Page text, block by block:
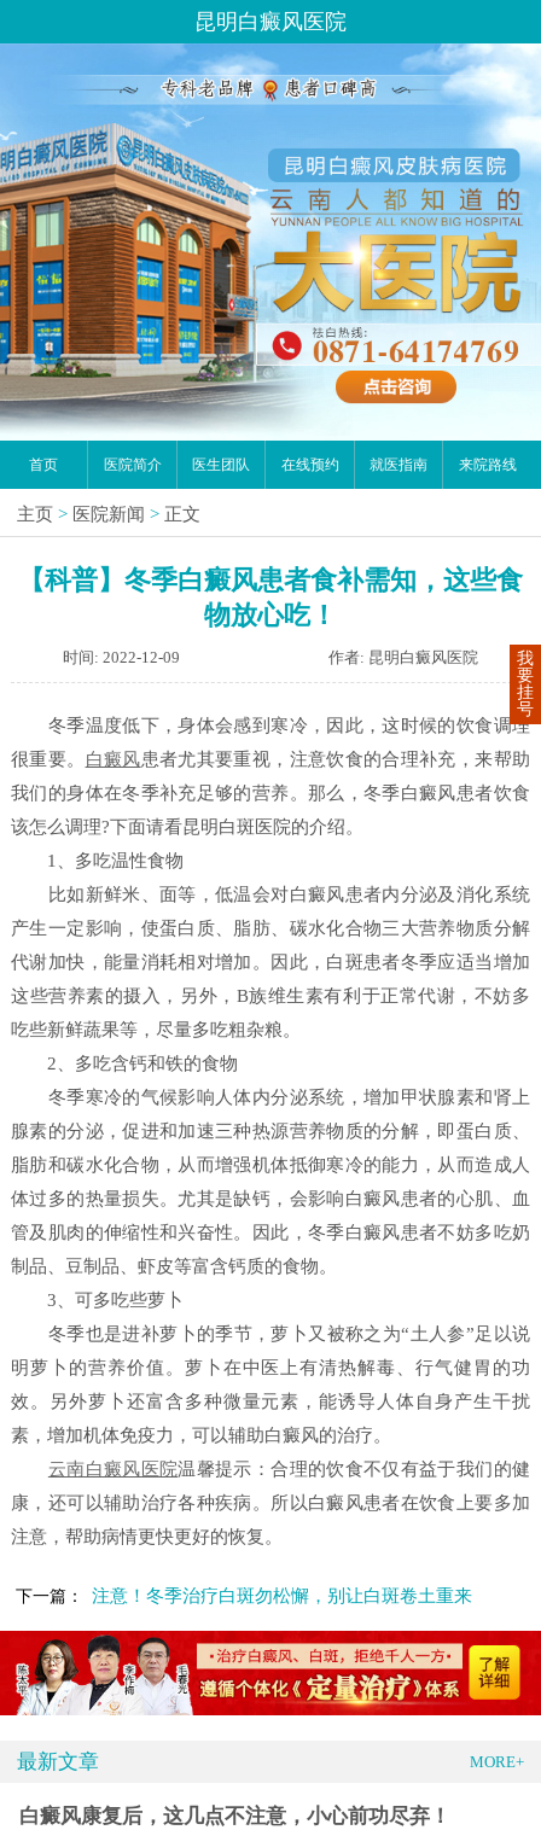
昆明白癜风医院
首页 医院简介 医生团队 在线预约 就医指南 来院路线
主页 > 医院新闻 > 正文
【科普】冬季白癜风患者食补需知，这些食
物放心吃！
时间: 2022-12-09 作者: 昆明白癜风医院
冬季温度低下，身体会感到寒冷，因此，这时候的饮食调理
很重要。 白癜风患者尤其要重视，注意饮食的合理补充，来帮助
我们的身体在冬季补充足够的营养。那么，冬季白癜风患者饮食
该怎么调理?下面请看昆明白斑医院的介绍。
1、多吃温性食物
比如新鲜米、面等，低温会对白癜风患者内分泌及消化系统
产生一定影响，使蛋白质、脂肪、碳水化合物三大营养物质分解
代谢加快，能量消耗相对增加。因此，白斑患者冬季应适当增加
这些营养素的摄入，另外，B族维生素有利于正常代谢，不妨多
吃些新鲜蔬果等，尽量多吃粗杂粮。
2、多吃含钙和铁的食物
冬季寒冷的气候影响人体内分泌系统，增加甲状腺素和肾上
腺素的分泌，促进和加速三种热源营养物质的分解，即蛋白质、
脂肪和碳水化合物，从而增强机体抵御寒冷的能力，从而造成人
体过多的热量损失。尤其是缺钙，会影响白癜风患者的心肌、血
管及肌肉的伸缩性和兴奋性。因此，冬季白癜风患者不妨多吃奶
制品、豆制品、虾皮等富含钙质的食物。
3、可多吃些萝卜
冬季也是进补萝卜的季节，萝卜又被称之为“土人参”足以说
明萝卜的营养价值。萝卜在中医上有清热解毒、行气健胃的功
效。另外萝卜还富含多种微量元素，能诱导人体自身产生干扰
素，增加机体免疫力，可以辅助白癜风的治疗。
云南白癜风医院温馨提示：合理的饮食不仅有益于我们的健
康，还可以辅助治疗各种疾病。所以白癜风患者在饮食上要多加
注意，帮助病情更快更好的恢复。
下一篇： 注意！冬季治疗白斑勿松懈，别让白斑卷土重来
最新文章 MORE+
白癜风康复后，这几点不注意，小心前功尽弃！
我
要
挂
号